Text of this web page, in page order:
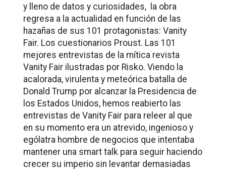
y lleno de datos y curiosidades, la obra
regresa a la actualidad en función de las
hazañas de sus 101 protagonistas: Vanity
Fair. Los cuestionarios Proust. Las 101
mejores entrevistas de la mítica revista
Vanity Fair ilustradas por Risko. Viendo la
acalorada, virulenta y meteórica batalla de
Donald Trump por alcanzar la Presidencia de
los Estados Unidos, hemos reabierto las
entrevistas de Vanity Fair para releer al que
en su momento era un atrevido, ingenioso y
ególatra hombre de negocios que intentaba
mantener una smart talk para seguir haciendo
crecer su imperio sin levantar demasiadas